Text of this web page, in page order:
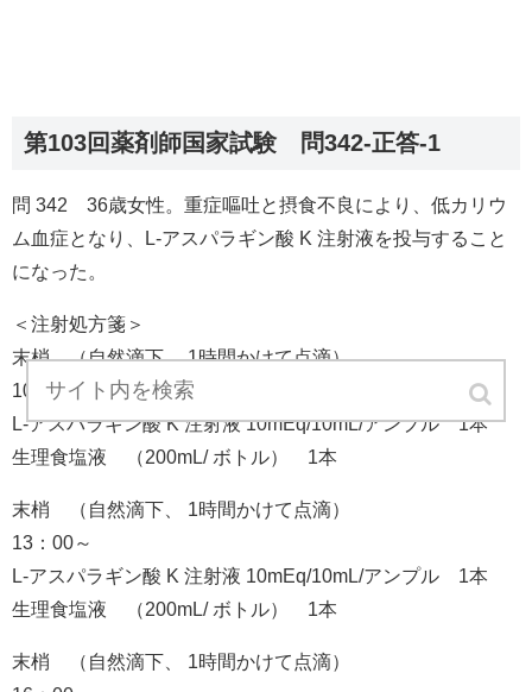
第103回薬剤師国家試験 問342-正答-1
問 342 36歳女性。重症嘔吐と摂食不良により、低カリウ
ム血症となり、L-アスパラギン酸 K 注射液を投与すること
になった。
＜注射処方箋＞
末梢 （自然滴下、 1時間かけて点滴）
10：00～
L-アスパラギン酸 K 注射液 10mEq/10mL/アンプル 1本
生理食塩液 （200mL/ ボトル） 1本
末梢 （自然滴下、 1時間かけて点滴）
13：00～
L-アスパラギン酸 K 注射液 10mEq/10mL/アンプル 1本
生理食塩液 （200mL/ ボトル） 1本
末梢 （自然滴下、 1時間かけて点滴）